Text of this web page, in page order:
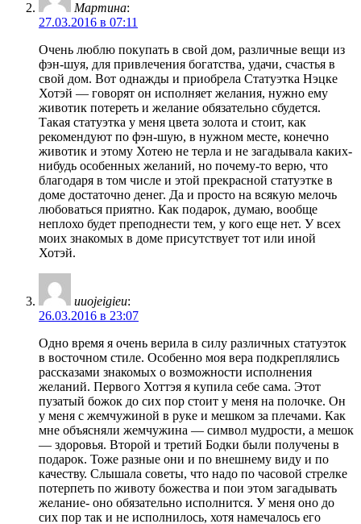
Мартина:
27.03.2016 в 07:11
Очень люблю покупать в свой дом, различные вещи из
фэн-шуя, для привлечения богатства, удачи, счастья в
свой дом. Вот однажды и приобрела Статуэтка Нэцке
Хотэй — говорят он исполняет желания, нужно ему
животик потереть и желание обязательно сбудется.
Такая статуэтка у меня цвета золота и стоит, как
рекомендуют по фэн-шую, в нужном месте, конечно
животик и этому Хотею не терла и не загадывала каких-
нибудь особенных желаний, но почему-то верю, что
благодаря в том числе и этой прекрасной статуэтке в
доме достаточно денег. Да и просто на всякую мелочь
любоваться приятно. Как подарок, думаю, вообще
неплохо будет преподнести тем, у кого еще нет. У всех
моих знакомых в доме присутствует тот или иной
Хотэй.
uuojeigieu:
26.03.2016 в 23:07
Одно время я очень верила в силу различных статуэток
в восточном стиле. Особенно моя вера подкреплялись
рассказами знакомых о возможности исполнения
желаний. Первого Хоттэя я купила себе сама. Этот
пузатый божок до сих пор стоит у меня на полочке. Он
у меня с жемчужиной в руке и мешком за плечами. Как
мне объясняли жемчужина — символ мудрости, а мешок
— здоровья. Второй и третий Бодки были получены в
подарок. Тоже разные они и по внешнему виду и по
качеству. Слышала советы, что надо по часовой стрелке
потерпеть по животу божества и пои этом загадывать
желание- оно обязательно исполнится. У меня оно до
сих пор так и не исполнилось, хотя намечалось его